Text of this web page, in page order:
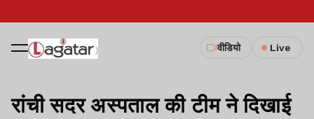
वीडियो Live
रांची सदर अस्पताल की टीम ने दिखाई